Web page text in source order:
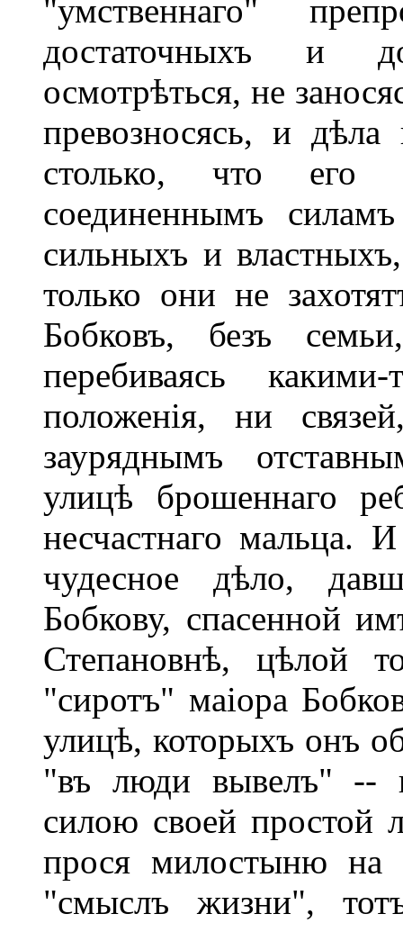
"умственнаго"
достаточныхъ и
осмотрѣться, не
превозносясь, и дѣла
столько, что его
соединеннымъ
сильныхъ и
только они не
Бобковъ, безъ
перебиваясь
положенія, ни
зауряднымъ
улицѣ брошеннаго
несчастнаго мальца.
чудесное дѣло,
Бобкову, спасенной
Степановнѣ, цѣлой
"сиротъ" маіора
улицѣ, которыхъ онъ
"въ люди вывелъ" --
силою своей простой
прося милостыню на
"смыслъ жизни",